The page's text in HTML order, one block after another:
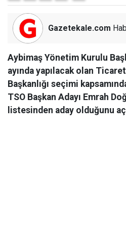
Gazetekale.com
Aybimaş Yönetim Kurulu
ayında yapılacak olan
Başkanlığı seçimi
TSO Başkan Adayı Emrah
listesinden aday olduğunu